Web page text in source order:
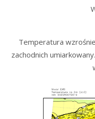
Temperatura
zachodnich